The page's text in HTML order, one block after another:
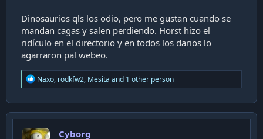
Dinosaurios qls los odio, pero me gustan cuando se
mandan cagas y salen perdiendo. Horst hizo el
ridículo en el directorio y en todos los darios lo
agarraron pal webeo.
R
e
c
t
o
Naxo, rodkfw2, Mesita and 1 other person
Cyborg